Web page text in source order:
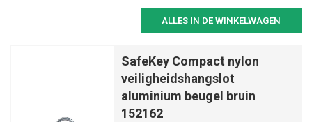
ALLES IN DE WINKELWAGEN
SafeKey Compact nylon
veiligheidshangslot
aluminium beugel bruin
152162